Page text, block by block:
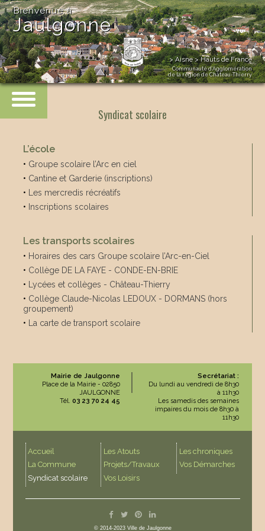
> Aisne > Hauts de France
Communauté d’Agglomération
de la région de Château-Thierry
Bienvenue à
Jaulgonne
Syndicat scolaire
L’école
• Groupe scolaire l’Arc en ciel
• Cantine et Garderie (inscriptions)
•
Les mercredis récréatifs
• Inscriptions scolaires
Les transports scolaires
• Horaires des cars Groupe scolaire l’Arc-en-Ciel
• Collège DE LA FAYE - CONDE-EN-BRIE
•
Lycées et collèges - Château-Thierry
• Collège Claude-Nicolas LEDOUX - DORMANS (hors
groupement)
•
La carte de transport scolaire
Mairie de Jaulgonne
Place de la Mairie - 02850
JAULGONNE
Tél. 03 23 70 24 45
Secrétariat :
Du lundi au vendredi de 8h30
à 11h30
Les samedis des semaines
impaires du mois de 8h30 à
11h30
Accueil
La Commune
Syndicat scolaire
Les Atouts
Projets/Travaux
Vos Loisirs
Les chroniques
Vos Démarches
© 2014-2023 Ville de Jaulgonne